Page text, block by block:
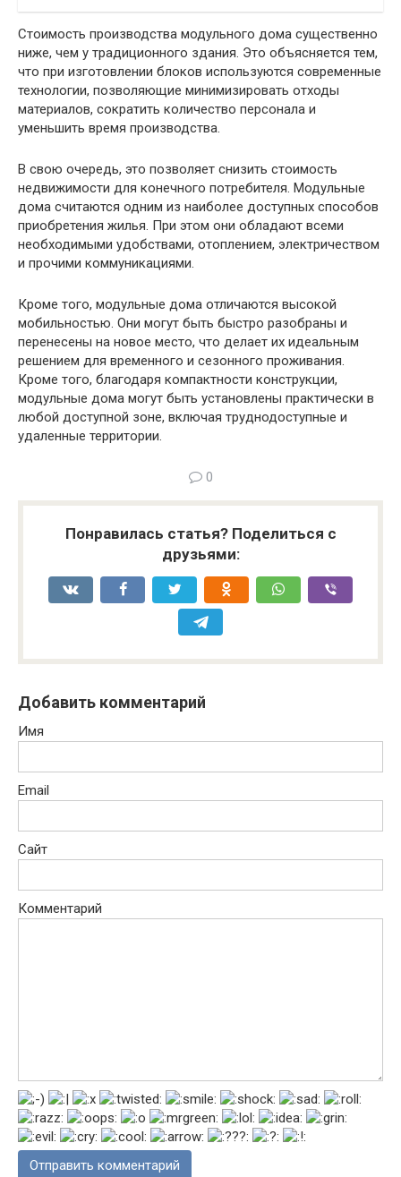
Стоимость производства модульного дома существенно
ниже, чем у традиционного здания. Это объясняется тем,
что при изготовлении блоков используются современные
технологии, позволяющие минимизировать отходы
материалов, сократить количество персонала и
уменьшить время производства.
В свою очередь, это позволяет снизить стоимость
недвижимости для конечного потребителя. Модульные
дома считаются одним из наиболее доступных способов
приобретения жилья. При этом они обладают всеми
необходимыми удобствами, отоплением, электричеством
и прочими коммуникациями.
Кроме того, модульные дома отличаются высокой
мобильностью. Они могут быть быстро разобраны и
перенесены на новое место, что делает их идеальным
решением для временного и сезонного проживания.
Кроме того, благодаря компактности конструкции,
модульные дома могут быть установлены практически в
любой доступной зоне, включая труднодоступные и
удаленные территории.
0
Понравилась статья? Поделиться с
друзьями:
Добавить комментарий
Имя
Email
Сайт
Комментарий